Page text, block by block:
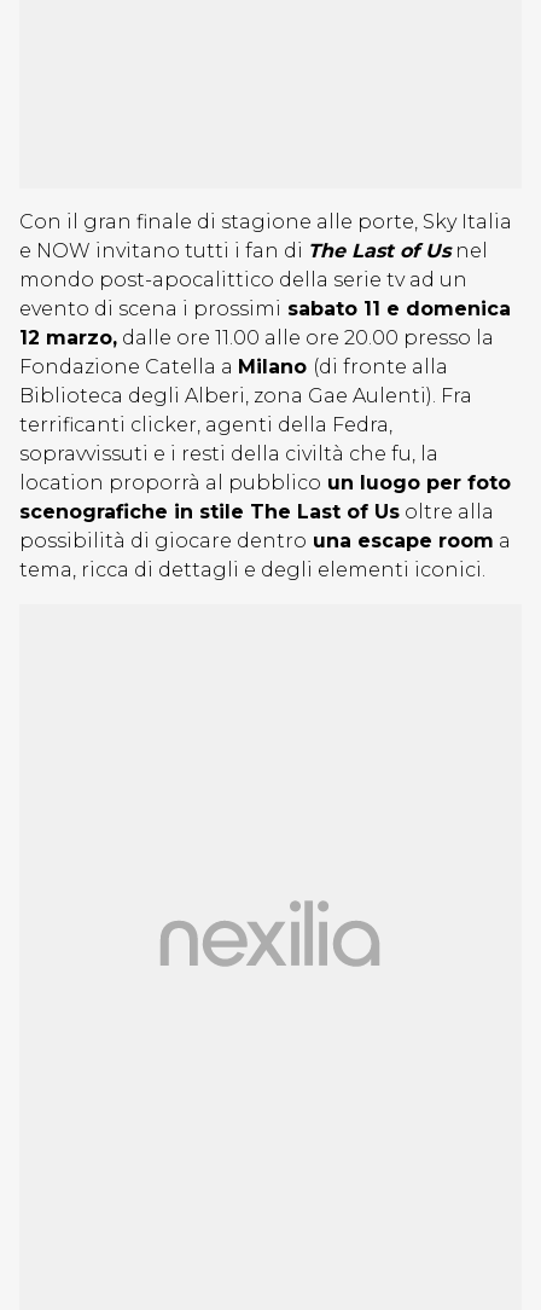
Con il gran finale di stagione alle porte, Sky Italia
e NOW invitano tutti i fan di The Last of Usnel
mondo post-apocalittico della serie tv ad un
evento di scena i prossimi sabato 11 e domenica
12 marzo, dalle ore 11.00 alle ore 20.00 presso la
Fondazione Catella a Milano (di fronte alla
Biblioteca degli Alberi, zona Gae Aulenti). Fra
terrificanti clicker, agenti della Fedra,
sopravvissuti e i resti della civiltà che fu, la
location proporrà al pubblico un luogo per foto
scenografiche in stile The Last of Us oltre alla
possibilità di giocare dentro una escape room a
tema, ricca di dettagli e degli elementi iconici.